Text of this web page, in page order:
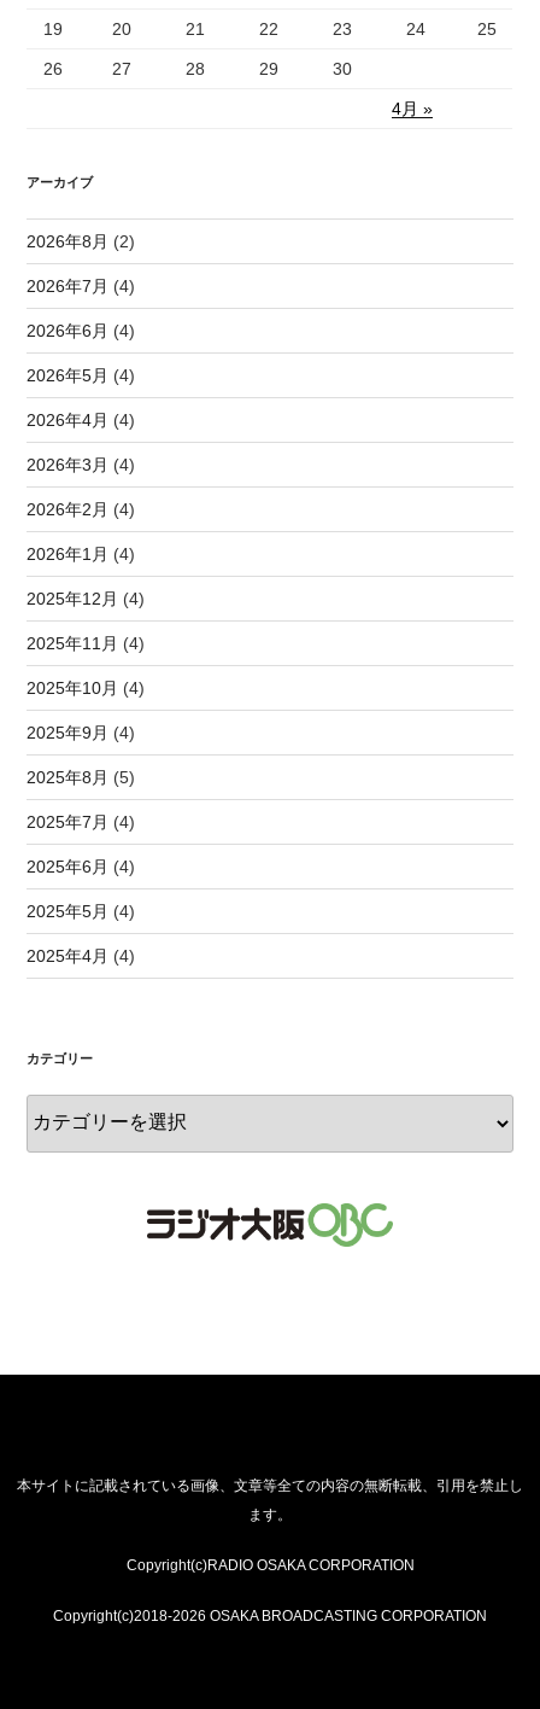
4月 »
19 20 21 22 23 24 25
26 27 28 29 30
アーカイブ
2026年8月 (2)
2026年7月 (4)
2026年6月 (4)
2026年5月 (4)
2026年4月 (4)
2026年3月 (4)
2026年2月 (4)
2026年1月 (4)
2025年12月 (4)
2025年11月 (4)
2025年10月 (4)
2025年9月 (4)
2025年8月 (5)
2025年7月 (4)
2025年6月 (4)
2025年5月 (4)
2025年4月 (4)
カテゴリー
本サイトに記載されている画像、文章等全ての内容の無断転載、引用を禁止し
ます。
Copyright(c)RADIO OSAKA CORPORATION
Copyright(c)2018-2026 OSAKA BROADCASTING CORPORATION